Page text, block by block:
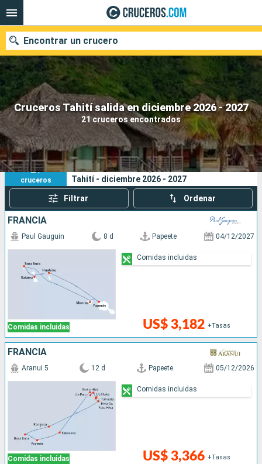
Cruceros Tahití salida en diciembre 2026 - 2027
21 cruceros encontrados
Encontrar un crucero
Nuestros destinos
Fecha de salida
Puertos Compañías
Buscar
21
cruceros
Sus criterios de búsqueda:
Tahití - diciembre 2026 - 2027
Filtrar Ordenar
FRANCIA
Comidas incluidas
Paul Gauguin 8 d Papeete 04/12/2027
US$ 3,182 +Tasas
Comidas incluidas
FRANCIA
Comidas incluidas
Aranui 5 12 d Papeete 05/12/2026
US$ 3,366 +Tasas
Comidas incluidas